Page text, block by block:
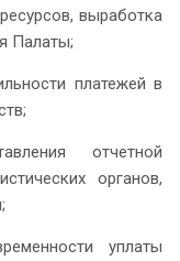
выработка
Палаты;
платежей в
отчетной
органов,
уплаты